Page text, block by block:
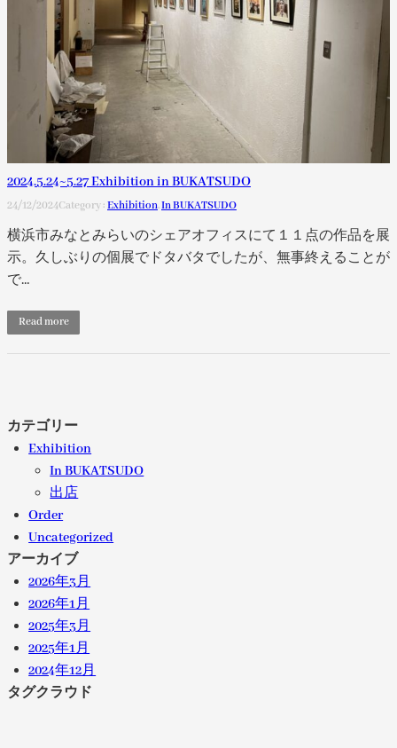
2024.5.24~5.27 Exhibition in BUKATSUDO
24/12/2024Category : Exhibition, In BUKATSUDO
横浜市みなとみらいのシェアオフィスにて１１点の作品を展
示。久しぶりの個展でドタバタでしたが、無事終えることが
で…
Read more
カテゴリー
Exhibition
In BUKATSUDO
出店
Order
Uncategorized
アーカイブ
2026年3月
2026年1月
2025年3月
2025年1月
2024年12月
タグクラウド